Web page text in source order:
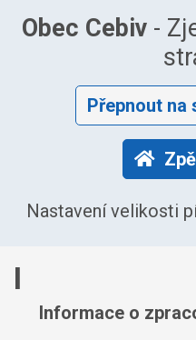
Obec Cebiv -
Přepnout na
Nastavení velikosti
I
Informace o